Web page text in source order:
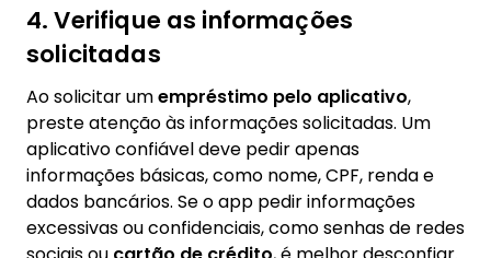
4. Verifique as informações
solicitadas
Ao solicitar umempréstimo pelo aplicativo,
preste atenção às informações solicitadas. Um
aplicativo confiável deve pedir apenas
informações básicas, como nome, CPF, renda e
dados bancários. Se o app pedir informações
excessivas ou confidenciais, como senhas de redes